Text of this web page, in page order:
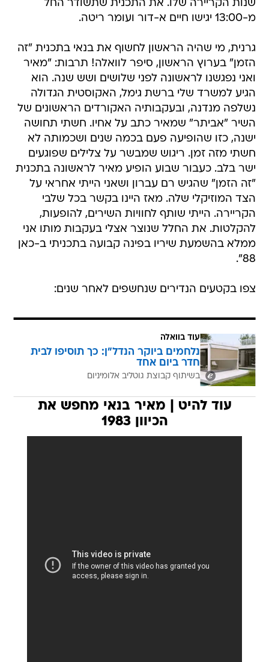
שנות הקריירה שלו. את התכנית שתשודר החל
מ-13:00 יגישו חיים א-דור ועומר ריטה.
גרנית, מי שהיה הראשון לחשוף את בנאי בתכנית "זה
הזמן" בערוץ הראשון, סיפר לוואלה! תרבות: "מאיר
ואני נפגשנו לראשונה לפני שלושים ושש שנה. הוא
הגיע למשרד שלי ברשת גימל, האקוסטית הגדולה
נשלפה מנדנה, ובעקבותיה האקורדים הראשונים של
השיר "אביתר" שמאיר כתב על אחיו. חשתי תחושה
ישנה, כזו שהופיעה פעם בכמה שנים ושכמותה לא
חשתי מזה זמן. ריגוש שמבשר על צלילים שפוגעים
ישר בלב. כעבור שבוע הופיע מאיר לראשונה בתכנית
"זה הזמן" שהגיש רם עברון ושאני הייתי אחראי על
הצד המוזיקלי שלה. מאז היינו בקשר בכל שלבי
הקריירה. הייתי שותף לחוויות השירים, להופעות,
להקלטות. את החלל שנוצר אצלי בעקבות מותו אני
ממלא בהשמעת שיריו בפינה קבועה בתכניתי ב-כאן
88".
צפו בקטעים הנדירים שנחשפים לאחר שנים:
עוד בוואלה
נלחמים ביוקר הנדל"ן: כך תוסיפו לבית
חדר ביום אחד
בשיתוף קבוצת גוטליב אלומיניום
עוד להיט | מאיר בנאי מחפש את
הכיוון 1983